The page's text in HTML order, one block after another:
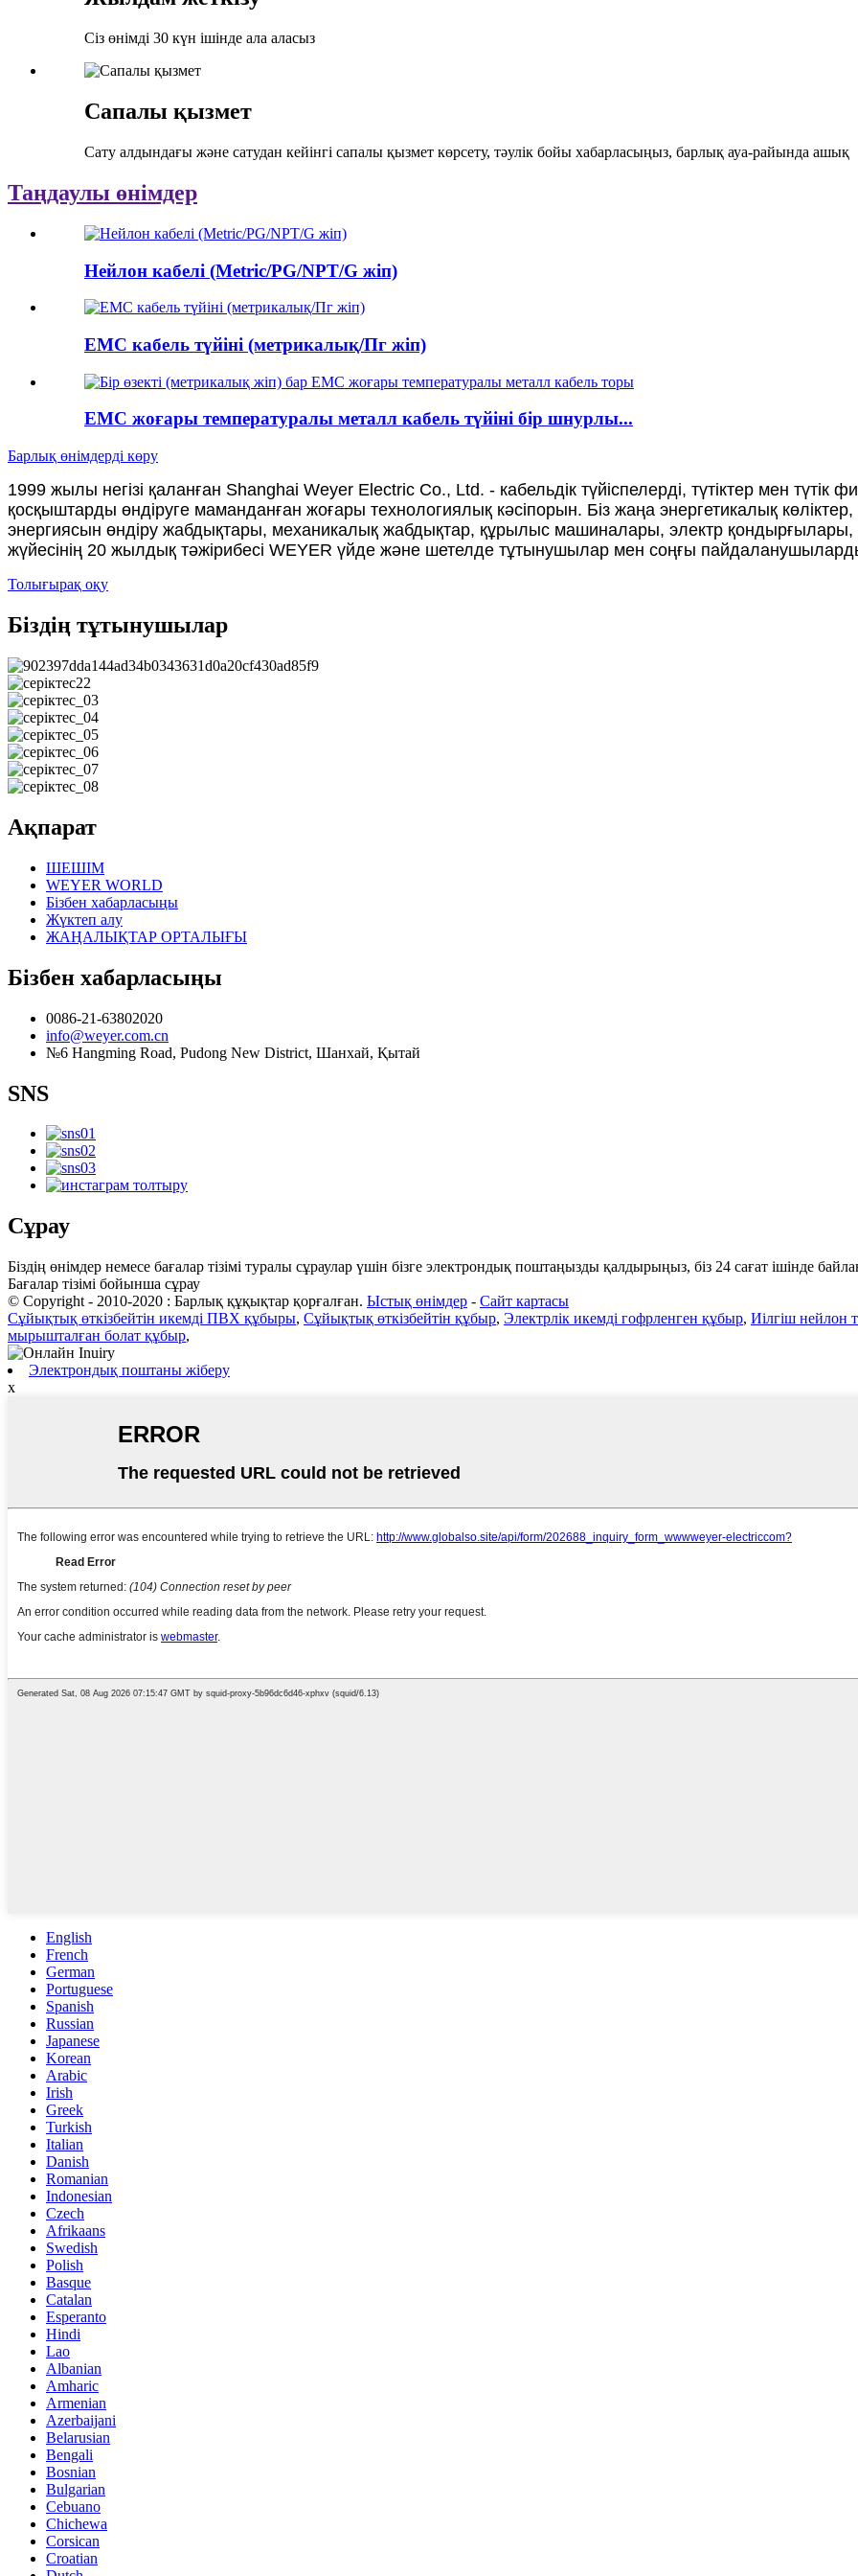
Сіз өнімді 30 күн ішінде ала аласыз
Сапалы қызмет
Сату алдындағы және сатудан кейінгі сапалы қызмет көрсету, тәулік бойы хабарласыңыз, барлық ауа-райында ашық
Таңдаулы өнімдер
Нейлон кабелі (Metric/PG/NPT/G жіп)
EMC кабель түйіні (метрикалық/Пг жіп)
EMC жоғары температуралы металл кабель түйіні бір шнурлы...
Барлық өнімдерді көру
1999 жылы негізі қаланған Shanghai Weyer Electric Co., Ltd. - кабельдік түйіспелерді, түтіктер мен түтік
қосқыштарды өндіруге маманданған жоғары технологиялық кәсіпорын. Біз жаңа энергетикалық
энергиясын өндіру жабдықтары, механикалық жабдықтар, құрылыс машиналары, электр қондырғылары,
жүйесінің 20 жылдық тәжірибесі WEYER үйде және шетелде тұтынушылар мен соңғы
Толығырақ оқу
Біздің тұтынушылар
Ақпарат
ШЕШІМ
WEYER WORLD
Бізбен хабарласыңы
Жүктеп алу
ЖАҢАЛЫҚТАР ОРТАЛЫҒЫ
Бізбен хабарласыңы
0086-21-63802020
info@weyer.com.cn
№6 Hangming Road, Pudong New District, Шанхай, Қытай
SNS
Сұрау
Біздің өнімдер немесе бағалар тізімі туралы сұраулар үшін бізге электрондық поштаңызды қалдырыңыз, біз 24 сағат ішінде
Бағалар тізімі бойынша сұрау
© Copyright - 2010-2020 : Барлық құқықтар қорғалған. Ыстық өнімдер - Сайт картасы
Сұйықтық өткізбейтін икемді ПВХ құбыры, Сұйықтық өткізбейтін құбыр, Электрлік икемді гофрленген құбыр, Иілгіш нейлон
мырышталған болат құбыр,
Электрондық поштаны жіберу
x
English
French
German
Portuguese
Spanish
Russian
Japanese
Korean
Arabic
Irish
Greek
Turkish
Italian
Danish
Romanian
Indonesian
Czech
Afrikaans
Swedish
Polish
Basque
Catalan
Esperanto
Hindi
Lao
Albanian
Amharic
Armenian
Azerbaijani
Belarusian
Bengali
Bosnian
Bulgarian
Cebuano
Chichewa
Corsican
Croatian